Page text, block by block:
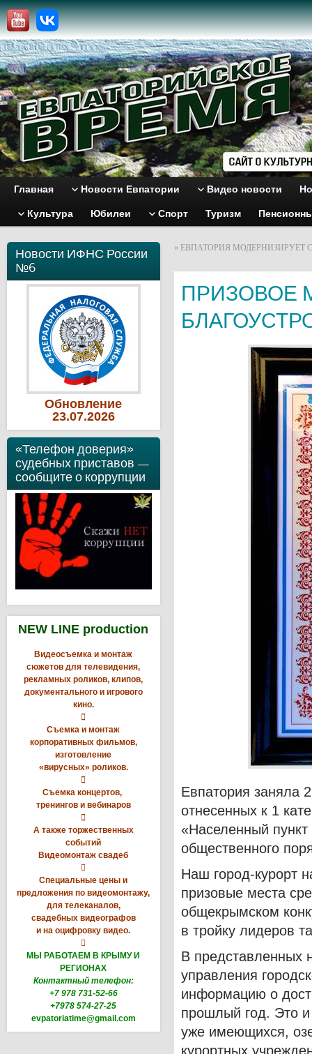
Главная Новости Евпатории Видео новости
Культура Юбилеи Спорт Туризм
Новости ИФНС России
№6
Обновление
23.07.2026
«Телефон доверия»
судебных приставов —
сообщите о коррупции
NEW LINE production
Видеосъемка и монтаж
сюжетов для телевидения,
рекламных роликов, клипов,
документального и игрового
кино.

Съемка и монтаж
корпоративных фильмов,
изготовление
«вирусных» роликов.

Съемка концертов,
тренингов и вебинаров

А также торжественных
событий
Видеомонтаж свадеб

Специальные цены и
предложения по видеомонтажу,
для телеканалов,
свадебных видеографов
и на оцифровку видео.

МЫ РАБОТАЕМ В КРЫМУ И
РЕГИОНАХ
Контактный телефон:
+7 978 731-52-66
+7978 574-27-25
evpatoriatime@gmail.com
« ЕВПАТОРИЯ МОДЕРНИЗИРУЕТ
ПРИЗОВОЕ
Евпатория заняла
отнесенных к 1
«Населенный
общественного
Наш город-курорт
призовые места
общекрымском
в тройку лидеров
В представленных
управления
информацию о
прошлый год. Это и
уже имеющихся,
курортных